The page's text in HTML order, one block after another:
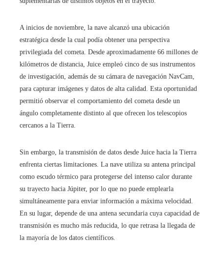
A inicios de noviembre, la nave alcanzó una ubicación
estratégica desde la cual podía obtener una perspectiva
privilegiada del cometa. Desde aproximadamente 66 millones de
kilómetros de distancia, Juice empleó cinco de sus instrumentos
de investigación, además de su cámara de navegación NavCam,
para capturar imágenes y datos de alta calidad. Esta oportunidad
permitió observar el comportamiento del cometa desde un
ángulo completamente distinto al que ofrecen los telescopios
cercanos a la Tierra.
Sin embargo, la transmisión de datos desde Juice hacia la Tierra
enfrenta ciertas limitaciones. La nave utiliza su antena principal
como escudo térmico para protegerse del intenso calor durante
su trayecto hacia Júpiter, por lo que no puede emplearla
simultáneamente para enviar información a máxima velocidad.
En su lugar, depende de una antena secundaria cuya capacidad de
transmisión es mucho más reducida, lo que retrasa la llegada de
la mayoría de los datos científicos.